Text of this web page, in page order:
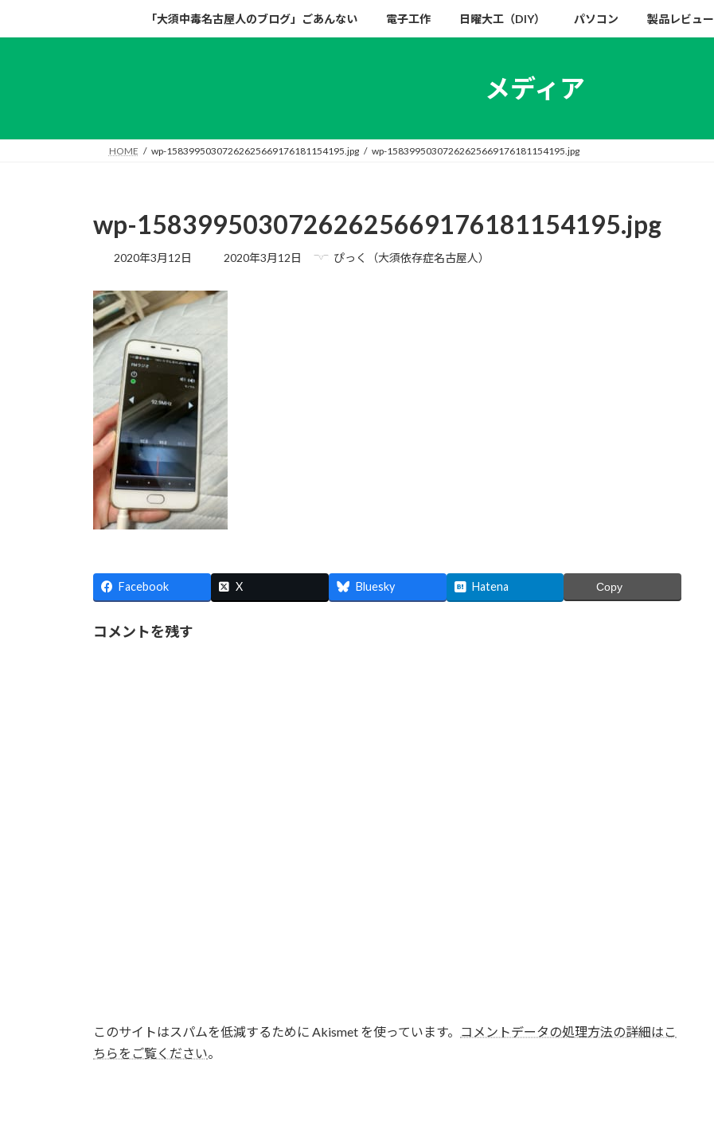
キ
に
「大須中毒名古屋人のブログ」ごあんない 電子工作 日曜大工（DIY） パソコン 製品レビュー
メディア
HOME wp-15839950307262625669176181154195.jpg wp-15839950307262625669176181154195.jpg
wp-15839950307262625669176181154195.jpg
2020年3月12日
最
更
新
時
2020年3月12日 ぴっく（大須依存症名古屋人）
Facebook X Bluesky Hatena Copy
コメントを残す
このサイトはスパムを低減するために Akismet を使っています。
コメントデータの処理方法の詳細はこ
ちらをご覧ください。